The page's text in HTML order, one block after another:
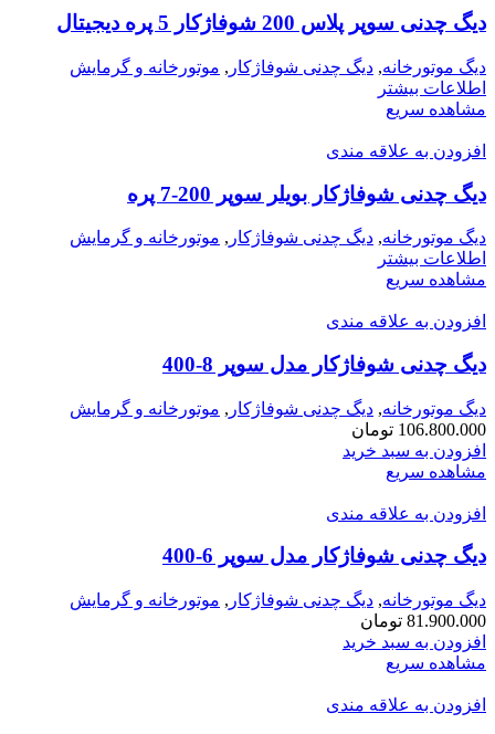
دیگ چدنی سوپر پلاس 200 شوفاژکار 5 پره دیجیتال
دیگ موتورخانه, دیگ چدنی شوفاژکار , موتورخانه و گرمایش
اطلاعات بیشتر
مشاهده سریع
افزودن به علاقه مندی
دیگ چدنی شوفاژکار بویلر سوپر 200-7 پره
دیگ موتورخانه, دیگ چدنی شوفاژکار , موتورخانه و گرمایش
اطلاعات بیشتر
مشاهده سریع
افزودن به علاقه مندی
دیگ چدنی شوفاژکار مدل سوپر 8-400
دیگ موتورخانه, دیگ چدنی شوفاژکار , موتورخانه و گرمایش
106.800.000 تومان
افزودن به سبد خرید
مشاهده سریع
افزودن به علاقه مندی
دیگ چدنی شوفاژکار مدل سوپر 6-400
دیگ موتورخانه, دیگ چدنی شوفاژکار , موتورخانه و گرمایش
81.900.000 تومان
افزودن به سبد خرید
مشاهده سریع
افزودن به علاقه مندی